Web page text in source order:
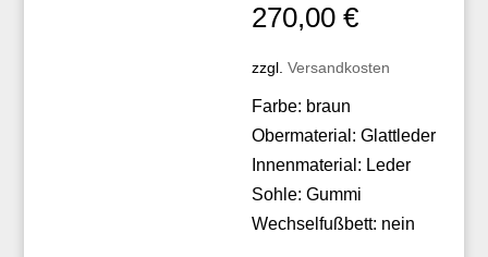
270,00€
zzgl.Versandkosten
Farbe: braun
Obermaterial: Glattleder
Innenmaterial: Leder
Sohle: Gummi
Wechselfußbett: nein